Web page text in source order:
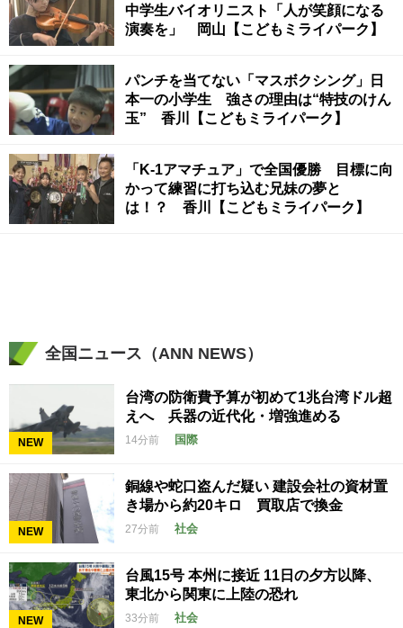
中学生バイオリニスト「人が笑顔になる
演奏を」 岡山【こどもミライパーク】
パンチを当てない「マスボクシング」日
本一の小学生 強さの理由は“特技のけん
玉” 香川【こどもミライパーク】
「K-1アマチュア」で全国優勝 目標に向
かって練習に打ち込む兄妹の夢と
は！？ 香川【こどもミライパーク】
全国ニュース（ANN NEWS）
NEW
台湾の防衛費予算が初めて1兆台湾ドル超
えへ 兵器の近代化・増強進める
14分前 国際
NEW
銅線や蛇口盗んだ疑い 建設会社の資材置
き場から約20キロ 買取店で換金
27分前 社会
NEW
台風15号 本州に接近 11日の夕方以降、
東北から関東に上陸の恐れ
33分前 社会